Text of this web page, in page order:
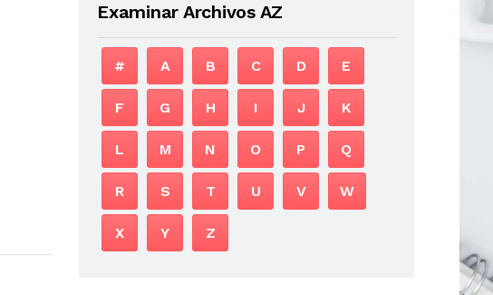
Examinar Archivos AZ
# A B C D E
F G H I J K
L M N O P Q
R S T U V W
X Y Z